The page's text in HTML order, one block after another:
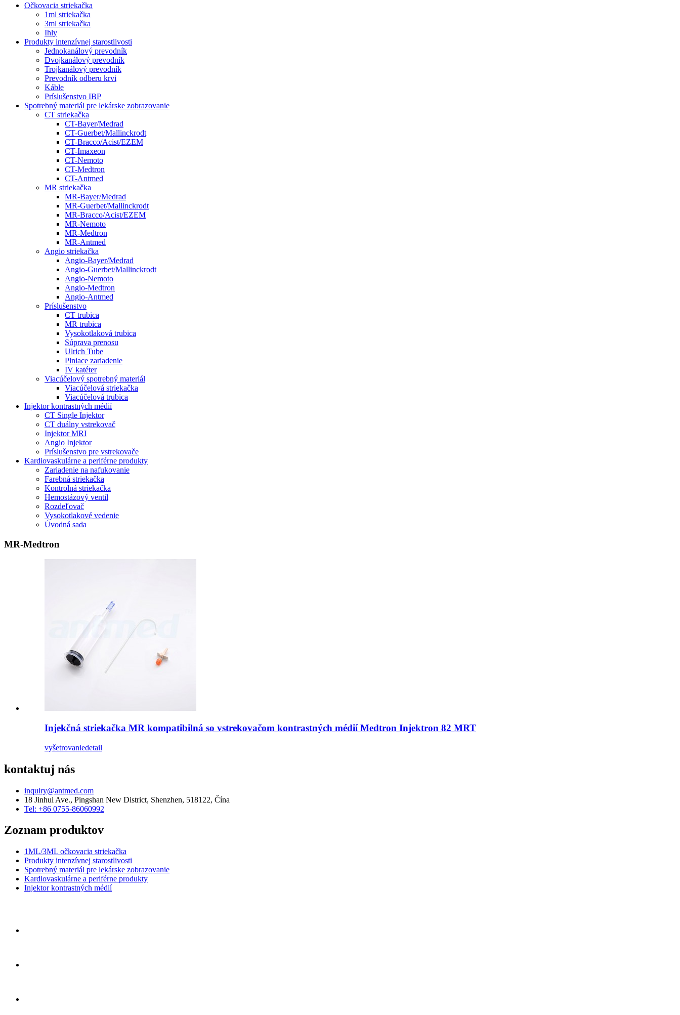
Očkovacia striekačka
1ml striekačka
3ml striekačka
Ihly
Produkty intenzívnej starostlivosti
Jednokanálový prevodník
Dvojkanálový prevodník
Trojkanálový prevodník
Prevodník odberu krvi
Káble
Príslušenstvo IBP
Spotrebný materiál pre lekárske zobrazovanie
CT striekačka
CT-Bayer/Medrad
CT-Guerbet/Mallinckrodt
CT-Bracco/Acist/EZEM
CT-Imaxeon
CT-Nemoto
CT-Medtron
CT-Antmed
MR striekačka
MR-Bayer/Medrad
MR-Guerbet/Mallinckrodt
MR-Bracco/Acist/EZEM
MR-Nemoto
MR-Medtron
MR-Antmed
Angio striekačka
Angio-Bayer/Medrad
Angio-Guerbet/Mallinckrodt
Angio-Nemoto
Angio-Medtron
Angio-Antmed
Príslušenstvo
CT trubica
MR trubica
Vysokotlaková trubica
Súprava prenosu
Ulrich Tube
Plniace zariadenie
IV katéter
Viacúčelový spotrebný materiál
Viacúčelová striekačka
Viacúčelová trubica
Injektor kontrastných médií
CT Single Injektor
CT duálny vstrekovač
Injektor MRI
Angio Injektor
Príslušenstvo pre vstrekovače
Kardiovaskulárne a periférne produkty
Zariadenie na nafukovanie
Farebná striekačka
Kontrolná striekačka
Hemostázový ventil
Rozdeľovač
Vysokotlakové vedenie
Úvodná sada
MR-Medtron
Injekčná striekačka MR kompatibilná so vstrekovačom kontrastných médií Medtron Injektron 82 MRT
vyšetrovaniedetail
kontaktuj nás
inquiry@antmed.com
18 Jinhui Ave., Pingshan New District, Shenzhen, 518122, Čína
Tel: +86 0755-86060992
Zoznam produktov
1ML/3ML očkovacia striekačka
Produkty intenzívnej starostlivosti
Spotrebný materiál pre lekárske zobrazovanie
Kardiovaskulárne a periférne produkty
Injektor kontrastných médií